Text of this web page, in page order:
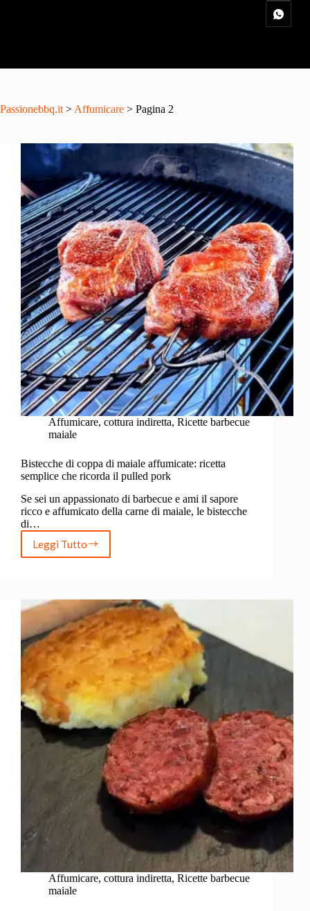
Passionebbq.it > Affumicare > Pagina 2
Affumicare, cottura indiretta, Ricette barbecue
maiale
Bistecche di coppa di maiale affumicate: ricetta
semplice che ricorda il pulled pork
Se sei un appassionato di barbecue e ami il sapore
ricco e affumicato della carne di maiale, le bistecche
di…
Leggi Tutto
Bistecche
di
maiale
affumicate:
ricetta
semplice
che
ricorda
pulled
pork
Affumicare, cottura indiretta, Ricette barbecue
maiale